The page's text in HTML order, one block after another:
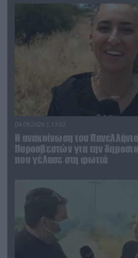
04.08.2026 | 13:02
Η ανακοίνωση του
Πυροσβεστών για την
που γέλασε στη φωτιά